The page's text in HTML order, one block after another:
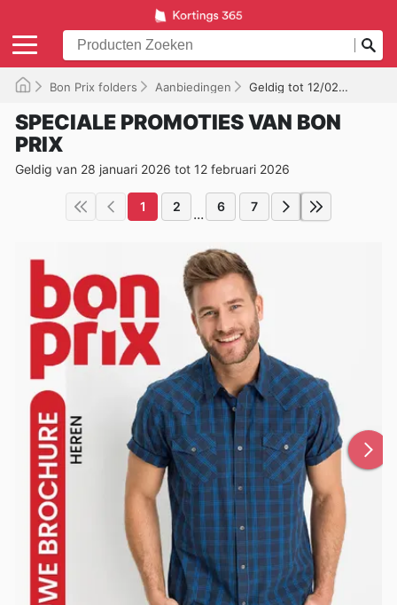
Bon Prix folders Aanbiedingen Geldig tot 12/02/2026
SPECIALE PROMOTIES VAN BON
PRIX
Geldig van 28 januari 2026 tot 12 februari 2026
1 2 ... 6 7